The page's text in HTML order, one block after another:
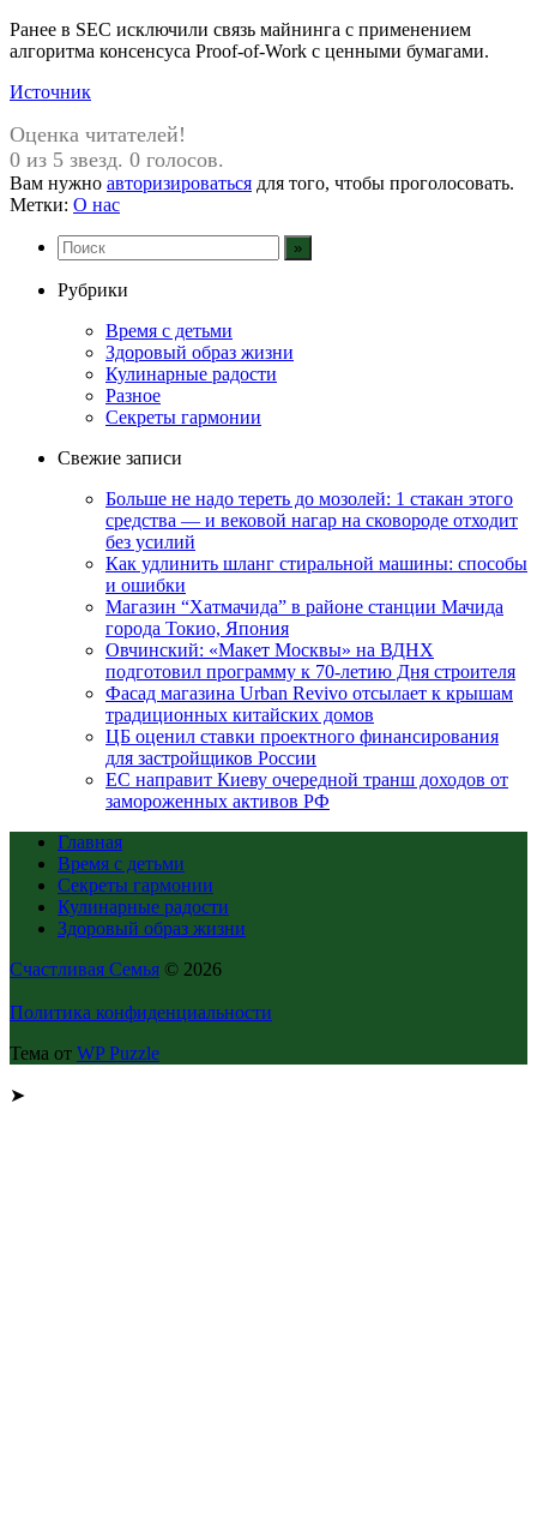
Ранее в SEC исключили связь майнинга с применением
алгоритма консенсуса Proof-of-Work с ценными бумагами.
Источник
Оценка читателей!
0 из 5 звезд. 0 голосов.
Вам нужно авторизироваться для того, чтобы проголосовать.
Метки: О нас
Рубрики
Время с детьми
Здоровый образ жизни
Кулинарные радости
Разное
Секреты гармонии
Свежие записи
Больше не надо тереть до мозолей: 1 стакан этого
средства — и вековой нагар на сковороде отходит
без усилий
Как удлинить шланг стиральной машины: способы
и ошибки
Магазин “Хатмачида” в районе станции Мачида
города Токио, Япония
Овчинский: «Макет Москвы» на ВДНХ
подготовил программу к 70-летию Дня строителя
Фасад магазина Urban Revivo отсылает к крышам
традиционных китайских домов
ЦБ оценил ставки проектного финансирования
для застройщиков России
ЕС направит Киеву очередной транш доходов от
замороженных активов РФ
Главная
Время с детьми
Секреты гармонии
Кулинарные радости
Здоровый образ жизни
Счастливая Семья © 2026
Политика конфиденциальности
Тема от WP Puzzle
➤